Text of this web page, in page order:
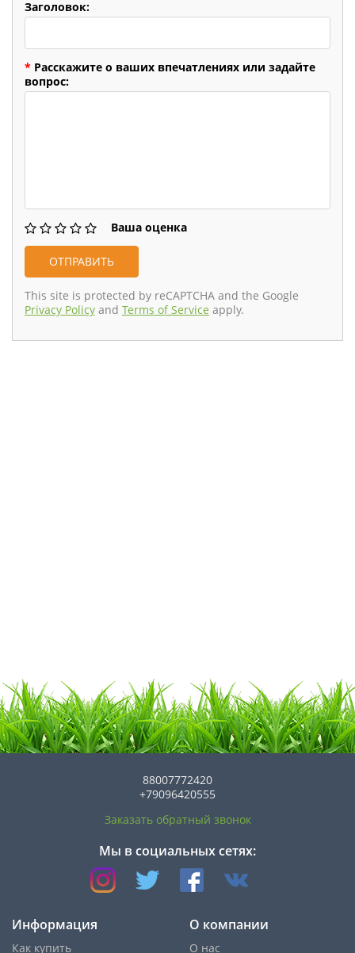
Заголовок:
* Расскажите о ваших впечатлениях или задайте
вопрос:
Ваша оценка
This site is protected by reCAPTCHA and the Google
Privacy Policy and Terms of Service apply.
88007772420
+79096420555
Заказать обратный звонок
Мы в социальных сетях:
Информация
Как купить
О компании
О нас